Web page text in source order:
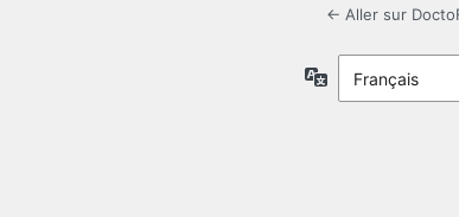
← Aller sur
Langue